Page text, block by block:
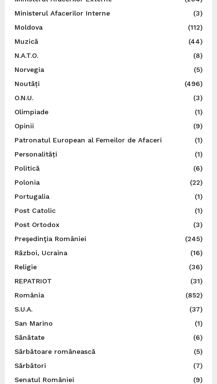
Ministerul Afacerilor Interne
(3)
Moldova
(112)
Muzică
(44)
N.A.T.O.
(8)
Norvegia
(5)
Noutăți
(496)
O.N.U.
(3)
Olimpiade
(1)
Opinii
(9)
Patronatul European al Femeilor de Afaceri
(1)
Personalități
(1)
Politică
(6)
Polonia
(22)
Portugalia
(1)
Post Catolic
(1)
Post Ortodox
(3)
Preşedinţia României
(245)
Război, Ucraina
(16)
Religie
(36)
REPATRIOT
(31)
România
(852)
S.U.A.
(37)
San Marino
(1)
Sănătate
(6)
Sărbătoare românească
(5)
Sărbători
(7)
Senatul României
(9)